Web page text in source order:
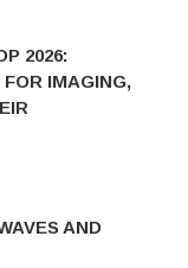
2026:
IMAGING,
AND